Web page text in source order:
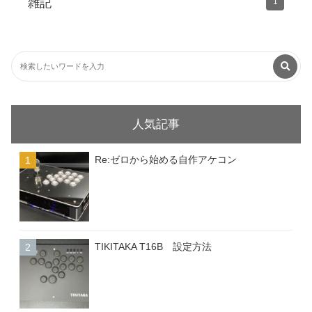
雑記
人気記事
Re:ゼロから始める自作アケコン
TIKITAKA T16B 設定方法